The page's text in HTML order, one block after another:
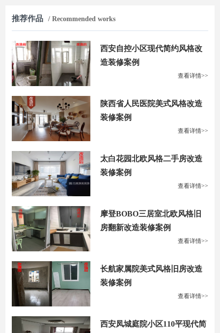
推荐作品 / Recommended works
西安自控小区现代简约风格改
造装修案例
查看详情>>
陕西省人民医院美式风格改造
装修案例
查看详情>>
太白花园北欧风格二手房改造
装修案例
查看详情>>
摩登BOBO三居室北欧风格旧
房翻新改造装修案例
查看详情>>
长航家属院美式风格旧房改造
装修案例
查看详情>>
西安凤城庭院小区110平现代简